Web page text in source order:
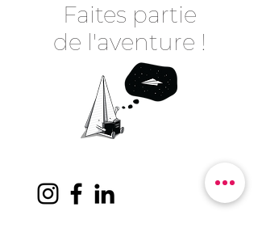
Faites partie
de l'aventure !